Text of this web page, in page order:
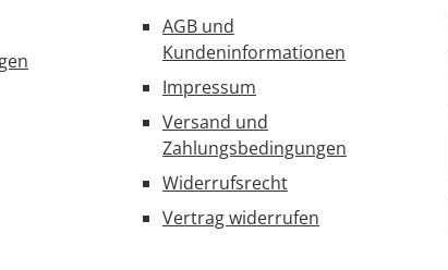
AGB und
Kundeninformationen
Impressum
Versand und
Zahlungsbedingungen
Widerrufsrecht
Vertrag widerrufen